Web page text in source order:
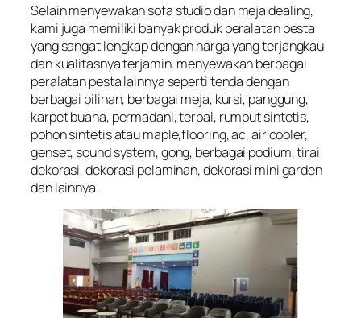
Selain menyewakan sofa studio dan meja dealing,
kami juga memiliki banyak produk peralatan pesta
yang sangat lengkap dengan harga yang terjangkau
dan kualitasnya terjamin. menyewakan berbagai
peralatan pesta lainnya seperti tenda dengan
berbagai pilihan, berbagai meja, kursi, panggung,
karpet buana, permadani, terpal, rumput sintetis,
pohon sintetis atau maple,flooring, ac, air cooler,
genset, sound system, gong, berbagai podium, tirai
dekorasi, dekorasi pelaminan, dekorasi mini garden
dan lainnya.